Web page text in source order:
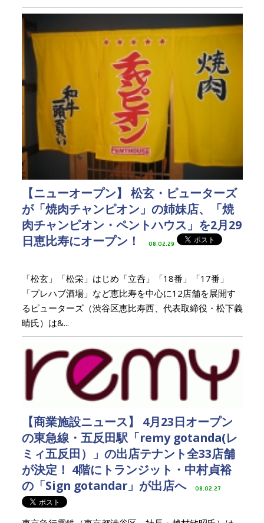
【ニューオープン】 松玄・ピューターズ
が「焼肉チャンピオン」の姉妹店、「焼
肉チャンピオン・ペントハウス」を2月29
日恵比寿にオープン！
08.02.29
「松玄」「松栄」はじめ「立呑」「18番」「17番」
「プレハブ酒場」など恵比寿を中心に12店舗を展開す
るピューターズ（渋谷区恵比寿西、代表取締役・松下義
晴氏）は&...
【商業施設ニュース】 4月23日オープン
の東急線・五反田駅「remy gotanda(レ
ミィ五反田）」の出店テナント全33店舗
が決定！ 4階にトランジット・中村貞裕
の「Sign gotandar」が出店へ
08.02.27